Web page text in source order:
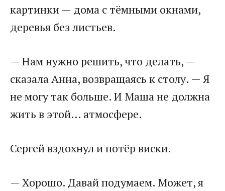
картинки — дома с тёмными окнами,
деревья без листьев.
— Нам нужно решить, что делать, —
сказала Анна, возвращаясь к столу. — Я
не могу так больше. И Маша не должна
жить в этой… атмосфере.
Сергей вздохнул и потёр виски.
— Хорошо. Давай подумаем. Может, я